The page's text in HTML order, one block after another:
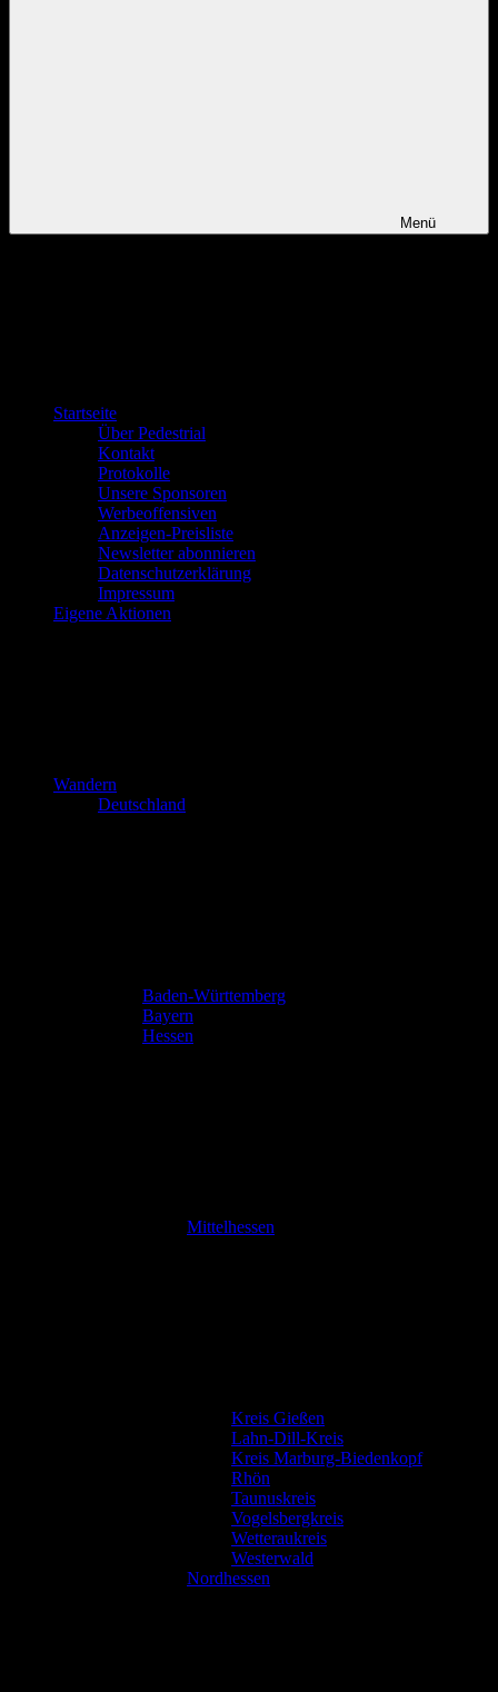
Menü
Startseite
Über Pedestrial
Kontakt
Protokolle
Unsere Sponsoren
Werbeoffensiven
Anzeigen-Preisliste
Newsletter abonnieren
Datenschutzerklärung
Impressum
Eigene Aktionen
Wandern
Deutschland
Baden-Württemberg
Bayern
Hessen
Mittelhessen
Kreis Gießen
Lahn-Dill-Kreis
Kreis Marburg-Biedenkopf
Rhön
Taunuskreis
Vogelsbergkreis
Wetteraukreis
Westerwald
Nordhessen